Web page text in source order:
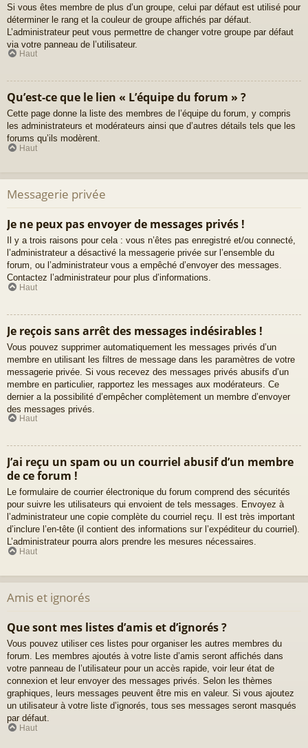
Si vous êtes membre de plus d’un groupe, celui par défaut est utilisé pour
déterminer le rang et la couleur de groupe affichés par défaut.
L’administrateur peut vous permettre de changer votre groupe par défaut
via votre panneau de l’utilisateur.
Haut
Qu’est-ce que le lien « L’équipe du forum » ?
Cette page donne la liste des membres de l’équipe du forum, y compris
les administrateurs et modérateurs ainsi que d’autres détails tels que les
forums qu’ils modèrent.
Haut
Messagerie privée
Je ne peux pas envoyer de messages privés !
Il y a trois raisons pour cela : vous n’êtes pas enregistré et/ou connecté,
l’administrateur a désactivé la messagerie privée sur l’ensemble du
forum, ou l’administrateur vous a empêché d’envoyer des messages.
Contactez l’administrateur pour plus d’informations.
Haut
Je reçois sans arrêt des messages indésirables !
Vous pouvez supprimer automatiquement les messages privés d’un
membre en utilisant les filtres de message dans les paramètres de votre
messagerie privée. Si vous recevez des messages privés abusifs d’un
membre en particulier, rapportez les messages aux modérateurs. Ce
dernier a la possibilité d’empêcher complètement un membre d’envoyer
des messages privés.
Haut
J’ai reçu un spam ou un courriel abusif d’un membre
de ce forum !
Le formulaire de courrier électronique du forum comprend des sécurités
pour suivre les utilisateurs qui envoient de tels messages. Envoyez à
l’administrateur une copie complète du courriel reçu. Il est très important
d’inclure l’en-tête (il contient des informations sur l’expéditeur du courriel).
L’administrateur pourra alors prendre les mesures nécessaires.
Haut
Amis et ignorés
Que sont mes listes d’amis et d’ignorés ?
Vous pouvez utiliser ces listes pour organiser les autres membres du
forum. Les membres ajoutés à votre liste d’amis seront affichés dans
votre panneau de l’utilisateur pour un accès rapide, voir leur état de
connexion et leur envoyer des messages privés. Selon les thèmes
graphiques, leurs messages peuvent être mis en valeur. Si vous ajoutez
un utilisateur à votre liste d’ignorés, tous ses messages seront masqués
par défaut.
Haut